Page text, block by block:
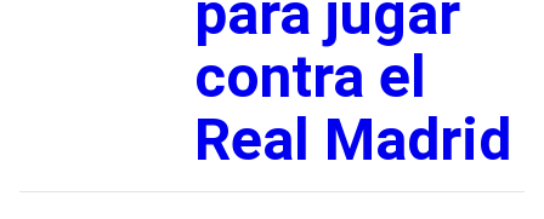
contra el
Real Madrid